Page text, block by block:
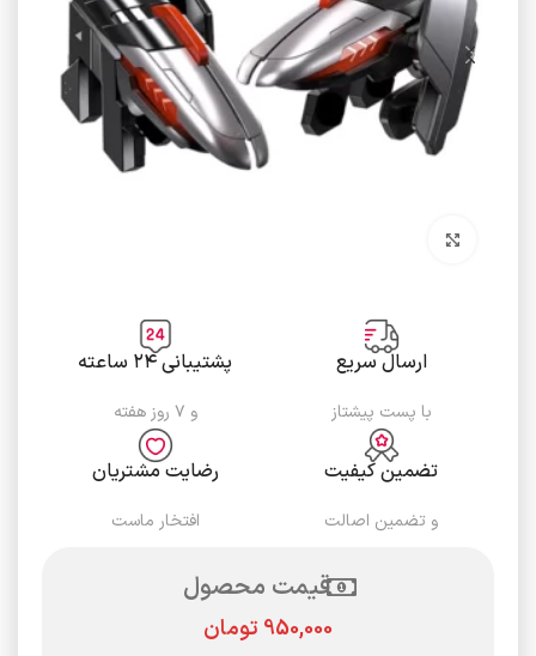
ارسال سریع
با پست پیشتاز
پشتیبانی ۲۴ ساعته
و ۷ روز هفته
تضمین کیفیت
و تضمین اصالت
رضایت مشتریان
افتخار ماست
قیمت محصول
تومان